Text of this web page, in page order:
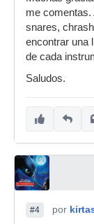
me comentas.
snares,
encontrar una
de cada
Saludos.
#4 por